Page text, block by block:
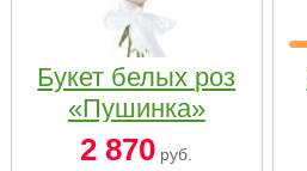
Букет белых роз
«Пушинка»
2 870 руб.